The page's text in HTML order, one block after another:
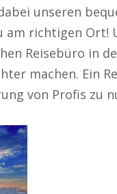
unseren
am richtigen Ort!
Reisebüro in
machen. Ein
von Profis zu